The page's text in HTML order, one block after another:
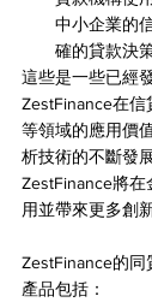
中小企業的
確的貸款決策
這些是一些已經
ZestFinance在
等領域的應用價
析技術的不斷發
ZestFinance將
用並帶來更多創
ZestFinance的
產品包括：